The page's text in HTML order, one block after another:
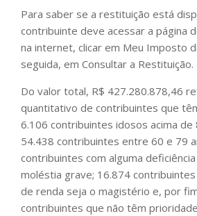
Para saber se a restituição está
contribuinte deve acessar a página
na internet, clicar em Meu Imposto
seguida, em Consultar a Restituição.
Do valor total, R$ 427.280.878,46
quantitativo de contribuintes que
6.106 contribuintes idosos acima de
54.438 contribuintes entre 60 e 79
contribuintes com alguma
moléstia grave; 16.874
de renda seja o magistério e, por
contribuintes que não têm